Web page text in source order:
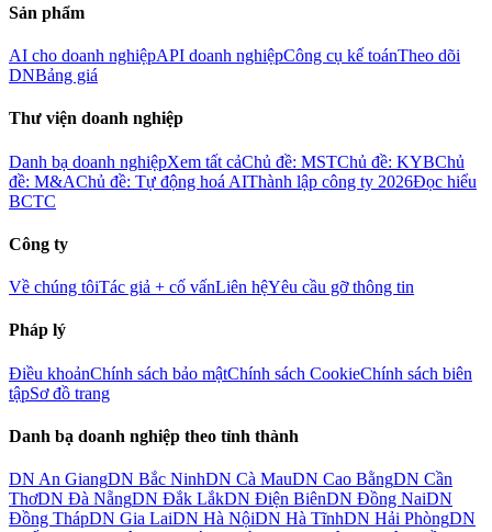
Sản phẩm
AI cho doanh nghiệpAPI doanh nghiệpCông cụ kế toánTheo dõi
DNBảng giá
Thư viện doanh nghiệp
Danh bạ doanh nghiệpXem tất cảChủ đề: MSTChủ đề: KYBChủ
đề: M&AChủ đề: Tự động hoá AIThành lập công ty 2026Đọc hiểu
BCTC
Công ty
Về chúng tôiTác giả + cố vấnLiên hệYêu cầu gỡ thông tin
Pháp lý
Điều khoảnChính sách bảo mậtChính sách CookieChính sách biên
tậpSơ đồ trang
Danh bạ doanh nghiệp theo tỉnh thành
DN An GiangDN Bắc NinhDN Cà MauDN Cao BằngDN Cần
ThơDN Đà NẵngDN Đắk LắkDN Điện BiênDN Đồng NaiDN
Đồng ThápDN Gia LaiDN Hà NộiDN Hà TĩnhDN Hải PhòngDN